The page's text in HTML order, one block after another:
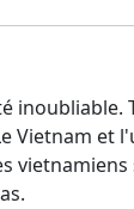
inoubliable.
Vietnam et